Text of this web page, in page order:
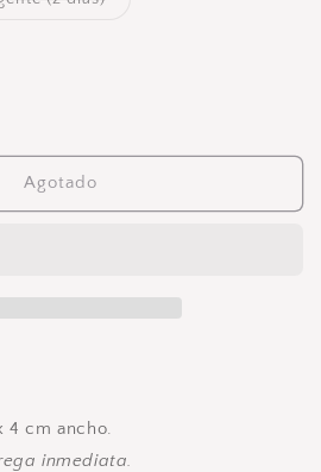
Agotado
4 cm ancho.
inmediata.